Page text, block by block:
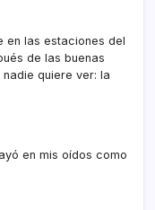
en las estaciones del
de las buenas
quiere ver: la
en mis oí­dos como